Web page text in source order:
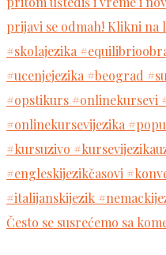
Često se susrećemo sa